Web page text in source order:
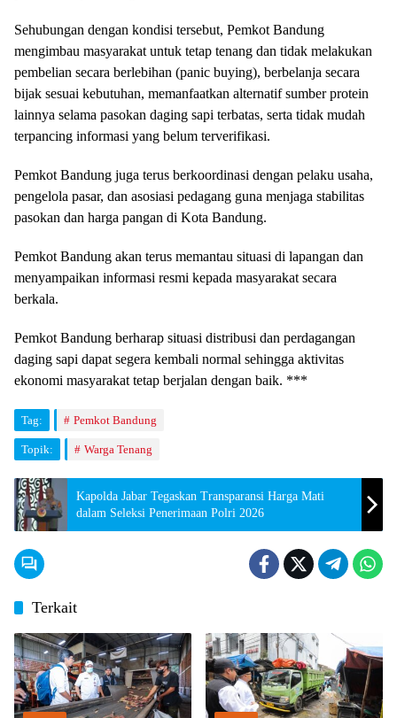
Sehubungan dengan kondisi tersebut, Pemkot Bandung
mengimbau masyarakat untuk tetap tenang dan tidak melakukan
pembelian secara berlebihan (panic buying), berbelanja secara
bijak sesuai kebutuhan, memanfaatkan alternatif sumber protein
lainnya selama pasokan daging sapi terbatas, serta tidak mudah
terpancing informasi yang belum terverifikasi.
Pemkot Bandung juga terus berkoordinasi dengan pelaku usaha,
pengelola pasar, dan asosiasi pedagang guna menjaga stabilitas
pasokan dan harga pangan di Kota Bandung.
Pemkot Bandung akan terus memantau situasi di lapangan dan
menyampaikan informasi resmi kepada masyarakat secara
berkala.
Pemkot Bandung berharap situasi distribusi dan perdagangan
daging sapi dapat segera kembali normal sehingga aktivitas
ekonomi masyarakat tetap berjalan dengan baik. ***
Tag: Pemkot Bandung
Topik: Warga Tenang
Kapolda Jabar Tegaskan Transparansi Harga Mati
dalam Seleksi Penerimaan Polri 2026
Terkait